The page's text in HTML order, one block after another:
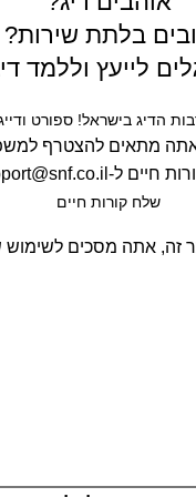
בלתת שירות?
לייעץ וללמד
בישראל! ספורט
מתאים להצטרף
חיים ל-
שלח קורות חיים​
זה, אתה מסכים לשימוש